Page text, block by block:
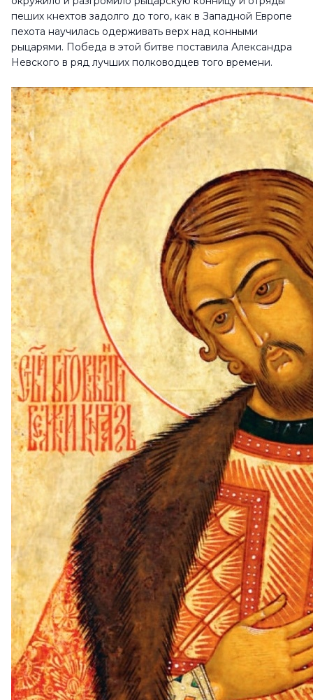
пеших кнехтов задолго до того, как в Западной Европе
пехота научилась одерживать верх над конными
рыцарями. Победа в этой битве поставила Александра
Невского в ряд лучших полководцев того времени.